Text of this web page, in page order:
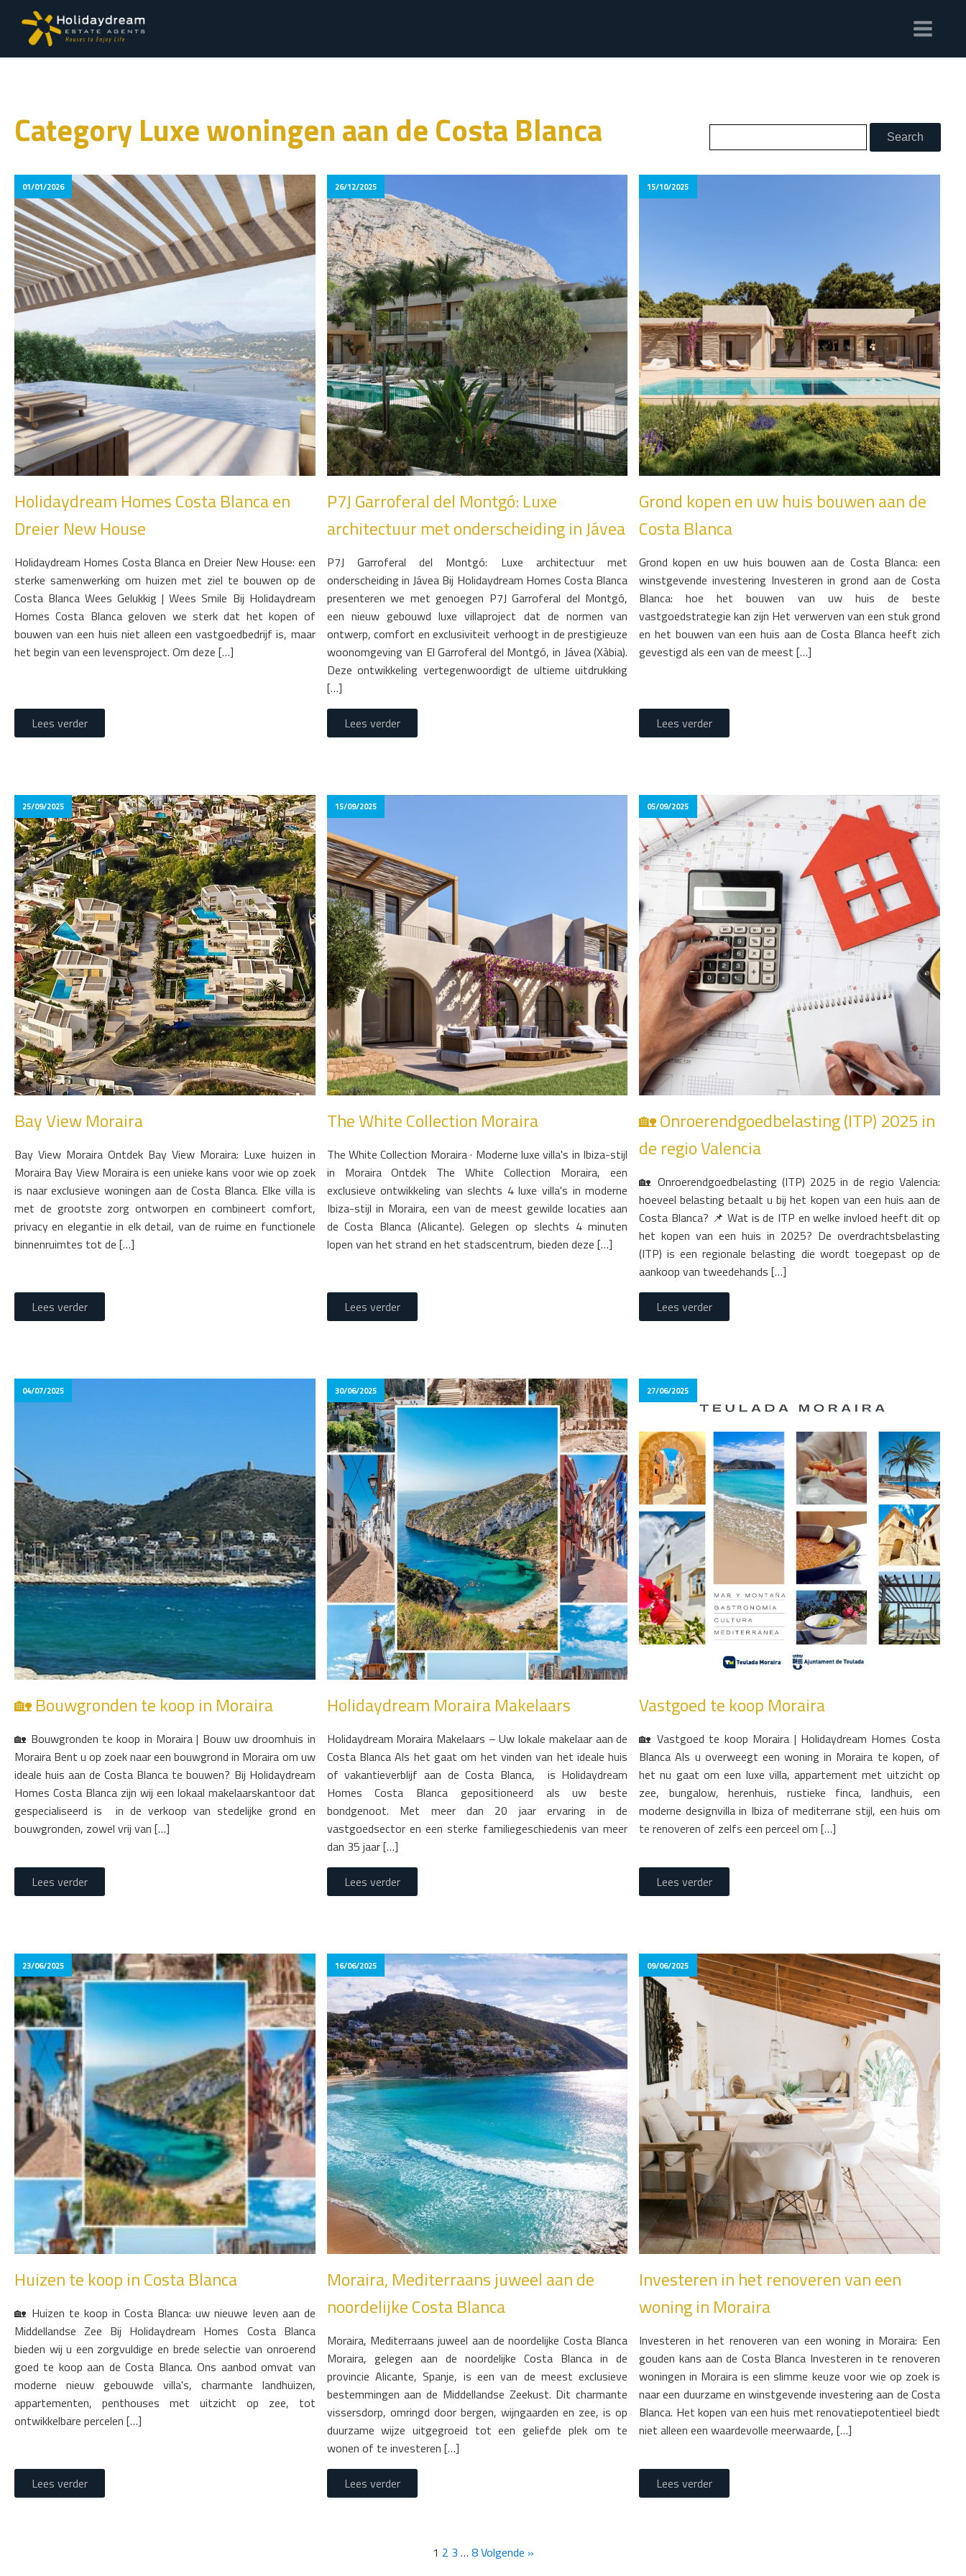
Category Luxe woningen aan de Costa Blanca
01/01/2026
Holidaydream Homes Costa Blanca en
Dreier New House
Holidaydream Homes Costa Blanca en Dreier New House: een
sterke samenwerking om huizen met ziel te bouwen op de
Costa Blanca Wees Gelukkig | Wees Smile Bij Holidaydream
Homes Costa Blanca geloven we sterk dat het kopen of
bouwen van een huis niet alleen een vastgoedbedrijf is, maar
het begin van een levensproject. Om deze […]
Lees verder
26/12/2025
P7J Garroferal del Montgó: Luxe
architectuur met onderscheiding in Jávea
P7J Garroferal del Montgó: Luxe architectuur met
onderscheiding in Jávea Bij Holidaydream Homes Costa Blanca
presenteren we met genoegen P7J Garroferal del Montgó,
een nieuw gebouwd luxe villaproject dat de normen van
ontwerp, comfort en exclusiviteit verhoogt in de prestigieuze
woonomgeving van El Garroferal del Montgó, in Jávea (Xàbia).
Deze ontwikkeling vertegenwoordigt de ultieme uitdrukking
[…]
Lees verder
15/10/2025
Grond kopen en uw huis bouwen aan de
Costa Blanca
Grond kopen en uw huis bouwen aan de Costa Blanca: een
winstgevende investering Investeren in grond aan de Costa
Blanca: hoe het bouwen van uw huis de beste
vastgoedstrategie kan zijn Het verwerven van een stuk grond
en het bouwen van een huis aan de Costa Blanca heeft zich
gevestigd als een van de meest […]
Lees verder
25/09/2025
Bay View Moraira
Bay View Moraira Ontdek Bay View Moraira: Luxe huizen in
Moraira Bay View Moraira is een unieke kans voor wie op zoek
is naar exclusieve woningen aan de Costa Blanca. Elke villa is
met de grootste zorg ontworpen en combineert comfort,
privacy en elegantie in elk detail, van de ruime en functionele
binnenruimtes tot de […]
Lees verder
15/09/2025
The White Collection Moraira
The White Collection Moraira · Moderne luxe villa's in Ibiza-stijl
in Moraira Ontdek The White Collection Moraira, een
exclusieve ontwikkeling van slechts 4 luxe villa's in moderne
Ibiza-stijl in Moraira, een van de meest gewilde locaties aan
de Costa Blanca (Alicante). Gelegen op slechts 4 minuten
lopen van het strand en het stadscentrum, bieden deze […]
Lees verder
05/09/2025
🏡 Onroerendgoedbelasting (ITP) 2025 in
de regio Valencia
🏡 Onroerendgoedbelasting (ITP) 2025 in de regio Valencia:
hoeveel belasting betaalt u bij het kopen van een huis aan de
Costa Blanca? 📌 Wat is de ITP en welke invloed heeft dit op
het kopen van een huis in 2025? De overdrachtsbelasting
(ITP) is een regionale belasting die wordt toegepast op de
aankoop van tweedehands […]
Lees verder
04/07/2025
🏡 Bouwgronden te koop in Moraira
🏡 Bouwgronden te koop in Moraira | Bouw uw droomhuis in
Moraira Bent u op zoek naar een bouwgrond in Moraira om uw
ideale huis aan de Costa Blanca te bouwen? Bij Holidaydream
Homes Costa Blanca zijn wij een lokaal makelaarskantoor dat
gespecialiseerd is in de verkoop van stedelijke grond en
bouwgronden, zowel vrij van […]
Lees verder
30/06/2025
Holidaydream Moraira Makelaars
Holidaydream Moraira Makelaars – Uw lokale makelaar aan de
Costa Blanca Als het gaat om het vinden van het ideale huis
of vakantieverblijf aan de Costa Blanca, is Holidaydream
Homes Costa Blanca gepositioneerd als uw beste
bondgenoot. Met meer dan 20 jaar ervaring in de
vastgoedsector en een sterke familiegeschiedenis van meer
dan 35 jaar […]
Lees verder
27/06/2025
Vastgoed te koop Moraira
🏡 Vastgoed te koop Moraira | Holidaydream Homes Costa
Blanca Als u overweegt een woning in Moraira te kopen, of
het nu gaat om een luxe villa, appartement met uitzicht op
zee, bungalow, herenhuis, rustieke finca, landhuis, een
moderne designvilla in Ibiza of mediterrane stijl, een huis om
te renoveren of zelfs een perceel om […]
Lees verder
23/06/2025
Huizen te koop in Costa Blanca
🏡 Huizen te koop in Costa Blanca: uw nieuwe leven aan de
Middellandse Zee Bij Holidaydream Homes Costa Blanca
bieden wij u een zorgvuldige en brede selectie van onroerend
goed te koop aan de Costa Blanca. Ons aanbod omvat van
moderne nieuw gebouwde villa's, charmante landhuizen,
appartementen, penthouses met uitzicht op zee, tot
ontwikkelbare percelen […]
Lees verder
16/06/2025
Moraira, Mediterraans juweel aan de
noordelijke Costa Blanca
Moraira, Mediterraans juweel aan de noordelijke Costa Blanca
Moraira, gelegen aan de noordelijke Costa Blanca in de
provincie Alicante, Spanje, is een van de meest exclusieve
bestemmingen aan de Middellandse Zeekust. Dit charmante
vissersdorp, omringd door bergen, wijngaarden en zee, is op
duurzame wijze uitgegroeid tot een geliefde plek om te
wonen of te investeren […]
Lees verder
09/06/2025
Investeren in het renoveren van een
woning in Moraira
Investeren in het renoveren van een woning in Moraira: Een
gouden kans aan de Costa Blanca Investeren in te renoveren
woningen in Moraira is een slimme keuze voor wie op zoek is
naar een duurzame en winstgevende investering aan de Costa
Blanca. Het kopen van een huis met renovatiepotentieel biedt
niet alleen een waardevolle meerwaarde, […]
Lees verder
1 2 3 … 8Volgende »